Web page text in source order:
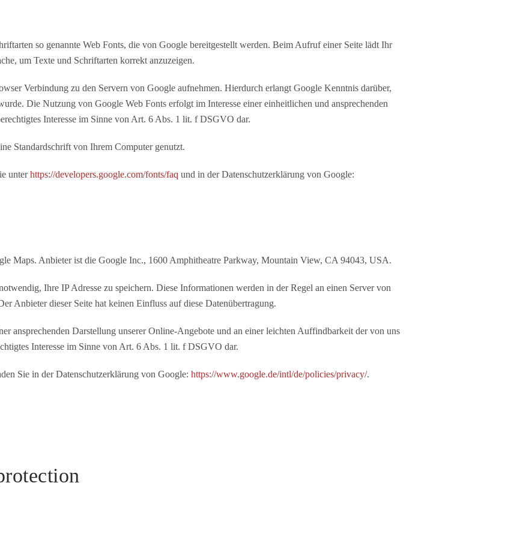
so genannte Web Fonts, die von Google bereitgestellt werden. Beim Aufruf einer Seite lädt Ihr
um Texte und Schriftarten korrekt anzuzeigen.
Verbindung zu den Servern von Google aufnehmen. Hierdurch erlangt Google Kenntnis darüber,
Die Nutzung von Google Web Fonts erfolgt im Interesse einer einheitlichen und ansprechenden
Interesse im Sinne von Art. 6 Abs. 1 lit. f DSGVO dar.
Standardschrift von Ihrem Computer genutzt.
unterhttps://developers.google.com/fonts/faq und in der Datenschutzerklärung von Google:
Maps. Anbieter ist die Google Inc., 1600 Amphitheatre Parkway, Mountain View, CA 94043, USA.
Ihre IP Adresse zu speichern. Diese Informationen werden in der Regel an einen Server von
Anbieter dieser Seite hat keinen Einfluss auf diese Datenübertragung.
ansprechenden Darstellung unserer Online-Angebote und an einer leichten Auffindbarkeit der von uns
Interesse im Sinne von Art. 6 Abs. 1 lit. f DSGVO dar.
Sie in der Datenschutzerklärung von Google: https://www.google.de/intl/de/policies/privacy/.